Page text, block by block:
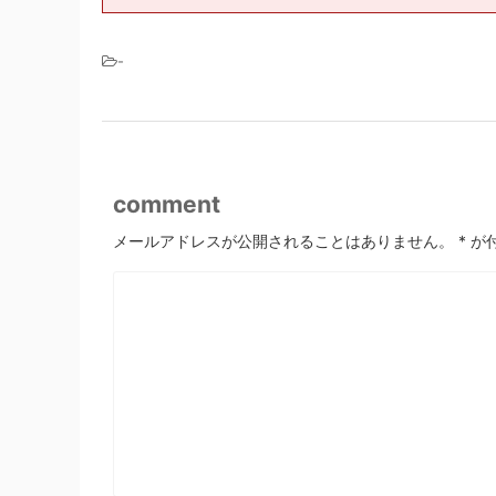
-
comment
メールアドレスが公開されることはありません。 * が